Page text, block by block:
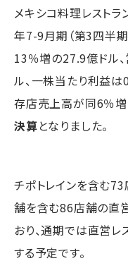
メキシコ料理レスト
年7-9月期（第3四半
13％増の27.9億ドル
ル、一株当たり利益は
存店売上高が同6％増
決算となりました。
チポトレインを含む73
舗を含む86店舗の直
おり、通期では直営レ
する予定です。